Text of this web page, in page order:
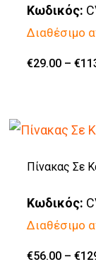
Κωδικός:
Διαθέσιμο
€29.00 – €
Οι
Πίνακας Σε
Κωδικός:
Διαθέσιμο
€56.00 – €